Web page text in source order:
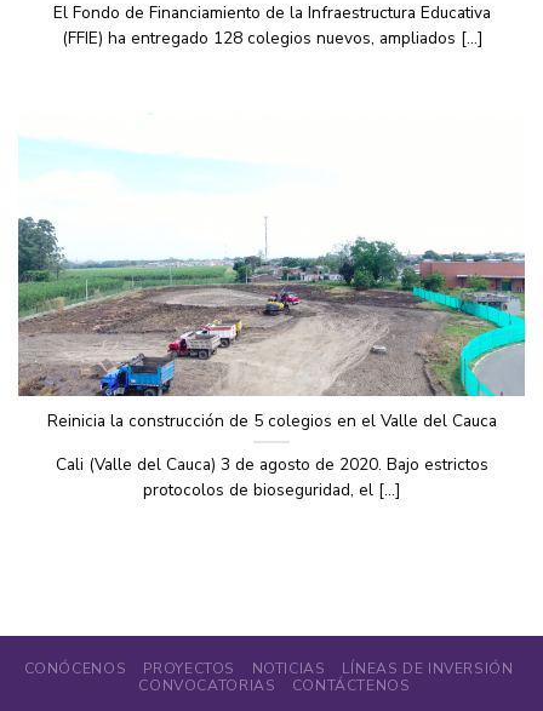
El Fondo de Financiamiento de la Infraestructura Educativa
(FFIE) ha entregado 128 colegios nuevos, ampliados [...]
Reinicia la construcción de 5 colegios en el Valle del Cauca
Cali (Valle del Cauca) 3 de agosto de 2020. Bajo estrictos
protocolos de bioseguridad, el [...]
CONÓCENOS PROYECTOS NOTICIAS
LÍNEAS DE INVERSIÓN
CONVOCATORIAS
CONTÁCTENOS